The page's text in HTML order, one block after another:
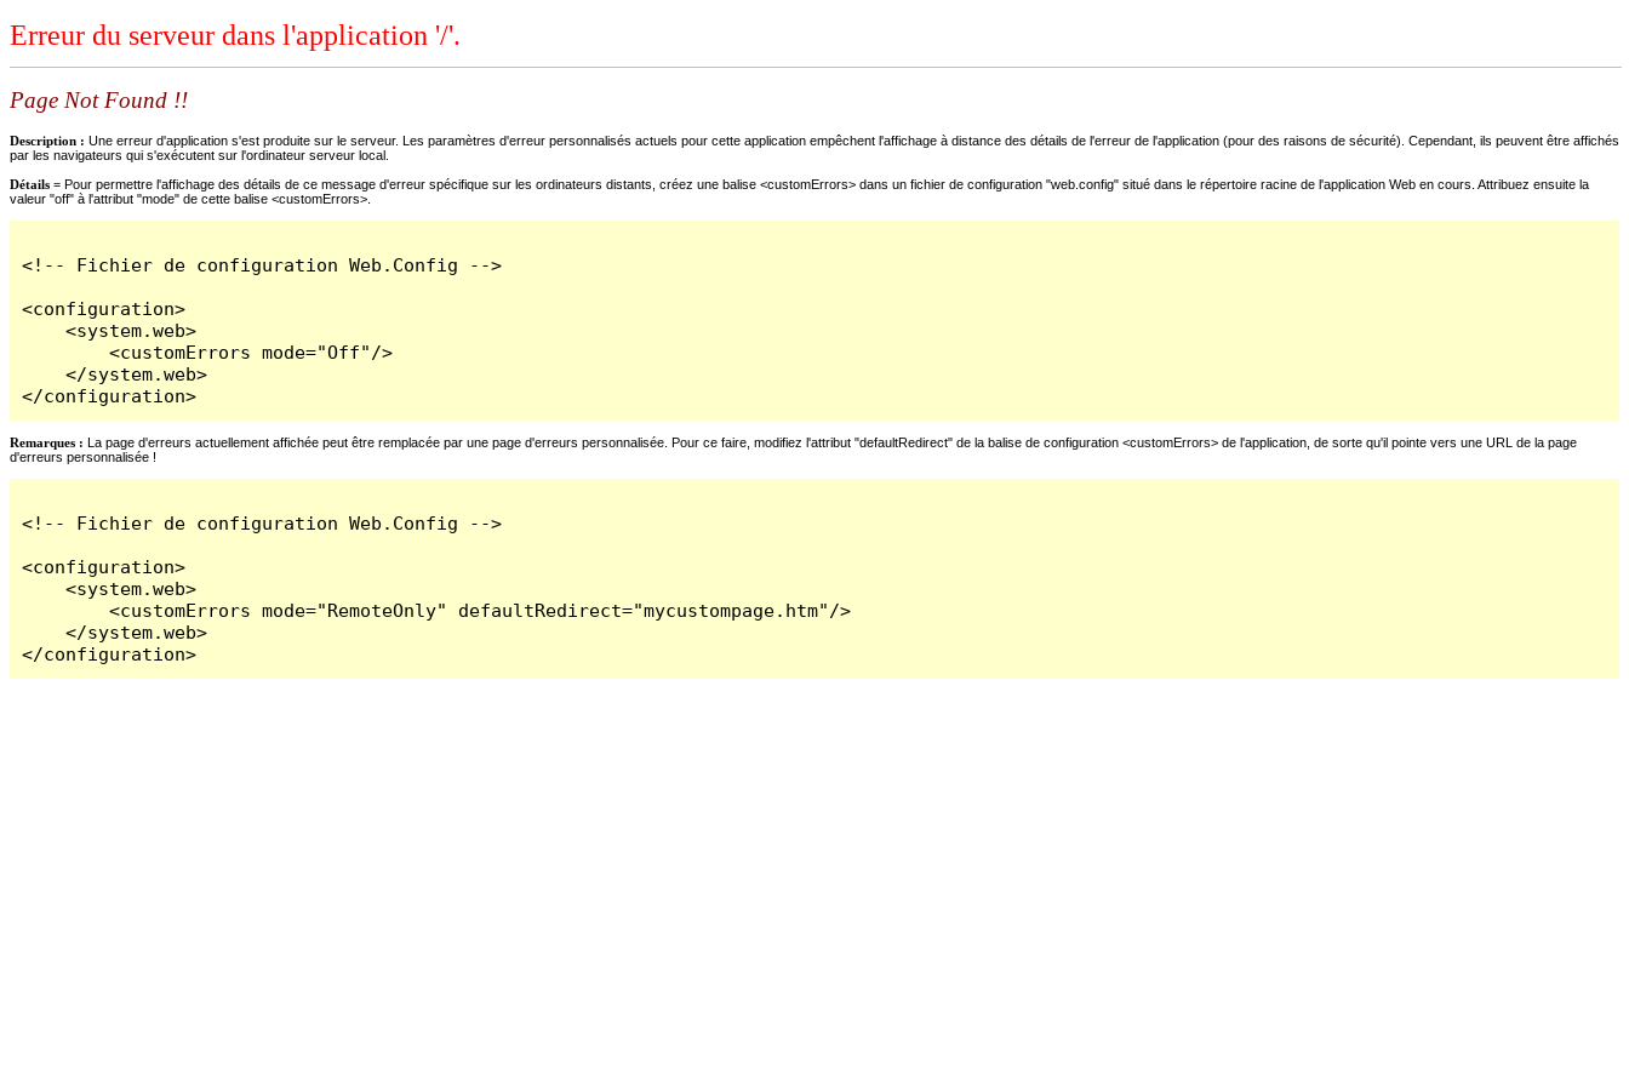
Erreur du serveur dans l'application '/'.
Page Not Found !!
Description : Une erreur d'application s'est produite sur le serveur. Les paramètres d'erreur personnalisés actuels pour cette application empêchent l'affichage à distance des détails de l'erreur de l'application (pour des raisons de sécurité). Cependant, ils peuvent être affichés
par les navigateurs qui s'exécutent sur l'ordinateur serveur local.
Détails = Pour permettre l'affichage des détails de ce message d'erreur spécifique sur les ordinateurs distants, créez une balise <customErrors> dans un fichier de configuration "web.config" situé dans le répertoire racine de l'application Web en cours. Attribuez ensuite la
valeur "off" à l'attribut "mode" de cette balise <customErrors>.
<!-- Fichier de configuration Web.Config -->
<configuration>
    <system.web>
        <customErrors mode="Off"/>
    </system.web>
</configuration>
Remarques : La page d'erreurs actuellement affichée peut être remplacée par une page d'erreurs personnalisée. Pour ce faire, modifiez l'attribut "defaultRedirect" de la balise de configuration <customErrors> de l'application, de sorte qu'il pointe vers une URL de la page
d'erreurs personnalisée !
<!-- Fichier de configuration Web.Config -->
<configuration>
    <system.web>
        <customErrors mode="RemoteOnly" defaultRedirect="mycustompage.htm"/>
    </system.web>
</configuration>